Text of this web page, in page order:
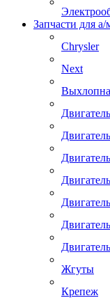
Запчасти для
Chrysler
Next
Жгуты
Крепеж